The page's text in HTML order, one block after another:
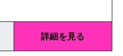
詳細を見る